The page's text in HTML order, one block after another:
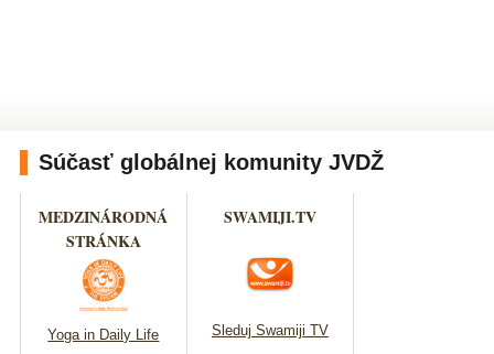
Súčasť globálnej komunity JVDŽ
MEDZINÁRODNÁ
STRÁNKA
Yoga in Daily Life
SWAMIJI.TV
Sleduj Swamiji TV